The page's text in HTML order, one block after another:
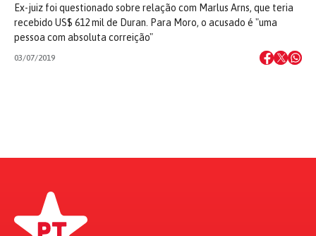
Ex-juiz foi questionado sobre relação com Marlus Arns, que teria
recebido US$ 612 mil de Duran. Para Moro, o acusado é "uma
pessoa com absoluta correição"
03/07/2019